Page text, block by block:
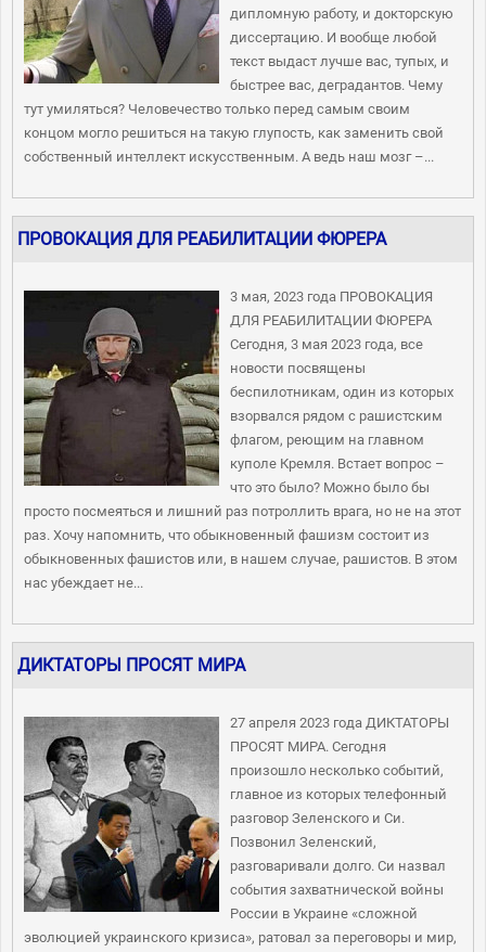
дипломную работу, и докторскую
диссертацию. И вообще любой
текст выдаст лучше вас, тупых, и
быстрее вас, деградантов. Чему
тут умиляться? Человечество только перед самым своим
концом могло решиться на такую глупость, как заменить свой
собственный интеллект искусственным. А ведь наш мозг –...
ПРОВОКАЦИЯ ДЛЯ РЕАБИЛИТАЦИИ ФЮРЕРА
3 мая, 2023 года ПРОВОКАЦИЯ
ДЛЯ РЕАБИЛИТАЦИИ ФЮРЕРА
Сегодня, 3 мая 2023 года, все
новости посвящены
беспилотникам, один из которых
взорвался рядом с рашистским
флагом, реющим на главном
куполе Кремля. Встает вопрос –
что это было? Можно было бы
просто посмеяться и лишний раз потроллить врага, но не на этот
раз. Хочу напомнить, что обыкновенный фашизм состоит из
обыкновенных фашистов или, в нашем случае, рашистов. В этом
нас убеждает не...
ДИКТАТОРЫ ПРОСЯТ МИРА
27 апреля 2023 года ДИКТАТОРЫ
ПРОСЯТ МИРА. Сегодня
произошло несколько событий,
главное из которых телефонный
разговор Зеленского и Си.
Позвонил Зеленский,
разговаривали долго. Си назвал
события захватнической войны
России в Украине «сложной
эволюцией украинского кризиса», ратовал за переговоры и мир,